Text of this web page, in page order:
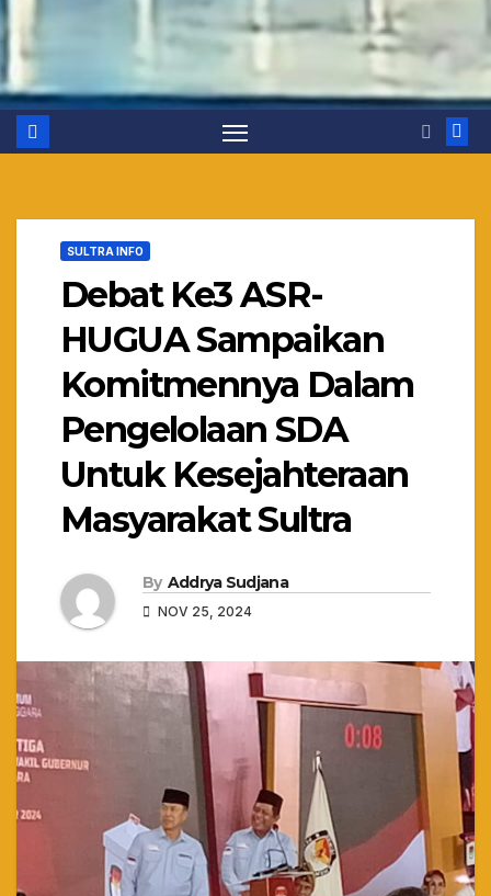
SULTRA INFO
Debat Ke3 ASR-
HUGUA Sampaikan
Komitmennya Dalam
Pengelolaan SDA
Untuk Kesejahteraan
Masyarakat Sultra
By Addrya Sudjana
NOV 25, 2024